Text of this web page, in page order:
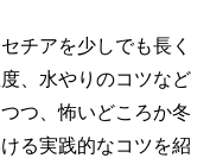
チアを少しでも長く
、水やりのコツなど
つ、怖いどころか冬
る実践的なコツを紹